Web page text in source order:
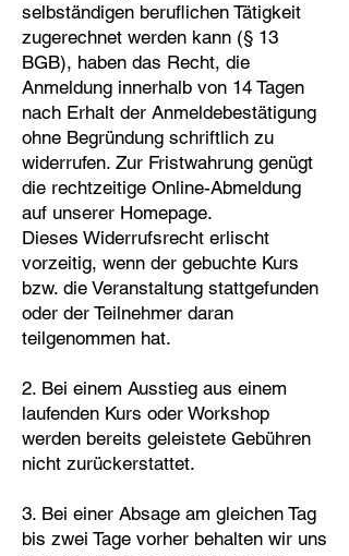
selbständigen beruflichen Tätigkeit
zugerechnet werden kann (§ 13
BGB), haben das Recht, die
Anmeldung innerhalb von 14 Tagen
nach Erhalt der Anmeldebestätigung
ohne Begründung schriftlich zu
widerrufen. Zur Fristwahrung genügt
die rechtzeitige Online-Abmeldung
auf unserer Homepage.
Dieses Widerrufsrecht erlischt
vorzeitig, wenn der gebuchte Kurs
bzw. die Veranstaltung stattgefunden
oder der Teilnehmer daran
teilgenommen hat.
2. Bei einem Ausstieg aus einem
laufenden Kurs oder Workshop
werden bereits geleistete Gebühren
nicht zurückerstattet.
3. Bei einer Absage am gleichen Tag
bis zwei Tage vorher behalten wir uns